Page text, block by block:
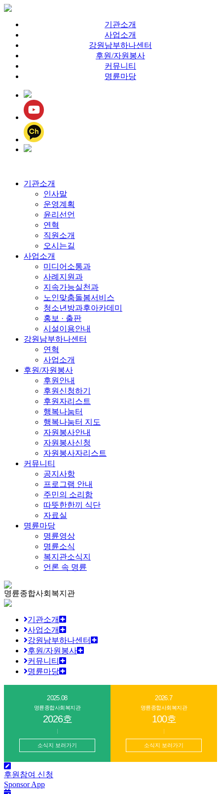
기관소개
사업소개
강원남부하나센터
후원/자원봉사
커뮤니티
명륜마당
기관소개
인사말
운영계획
윤리선언
연혁
직원소개
오시는길
사업소개
미디어소통과
사례지원과
지속가능실천과
노인맞춤돌봄서비스
청소년방과후아카데미
홍보 · 출판
시설이용안내
강원남부하나센터
연혁
사업소개
후원/자원봉사
후원안내
후원신청하기
후원자리스트
행복나눔터
행복나눔터 지도
자원봉사안내
자원봉사신청
자원봉사자리스트
커뮤니티
공지사항
프로그램 안내
주민의 소리함
따뜻한한끼 식단
자료실
명륜마당
명륜영상
명륜소식
복지관소식지
언론 속 명륜
명륜종합사회복지관
기관소개
사업소개
강원남부하나센터
후원/자원봉사
커뮤니티
명륜마당
2025.08
명륜종합사회복지관
2026호
소식지 보러가기
2026.7
명륜종합사회복지관
100호
소식지 보러가기
후원참여 신청
Sponsor App